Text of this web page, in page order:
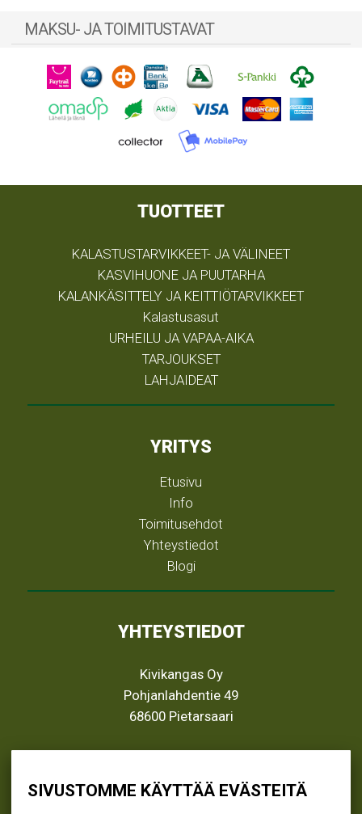
SIVUSTOMME KÄYTTÄÄ EVÄSTEITÄ
MAKSU- JA TOIMITUSTAVAT
TUOTTEET
KALASTUSTARVIKKEET- JA VÄLINEET
KASVIHUONE JA PUUTARHA
KALANKÄSITTELY JA KEITTIÖTARVIKKEET
Kalastusasut
URHEILU JA VAPAA-AIKA
TARJOUKSET
LAHJAIDEAT
YRITYS
Etusivu
Info
Toimitusehdot
Yhteystiedot
Blogi
YHTEYSTIEDOT
Kivikangas Oy
Pohjanlahdentie 49
68600 Pietarsaari
(06) 781 2900